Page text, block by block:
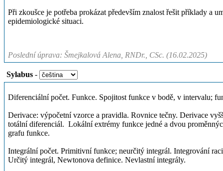
Při zkoušce je potřeba prokázat především znalost řešit příklady a
epidemiologické situaci.
Poslední úprava: Šmejkalová Alena, RNDr., CSc. (16.02.2025)
Sylabus -
Diferenciální počet. Funkce. Spojitost funkce v bodě, v intervalu;
Derivace: výpočetní vzorce a pravidla. Rovnice tečny. Derivace
totální diferenciál. Lokální extrémy funkce jedné a dvou
grafu funkce.
Integrální počet. Primitivní funkce; neurčitý integrál. Integrování
Určitý integrál, Newtonova definice. Nevlastní integrály.